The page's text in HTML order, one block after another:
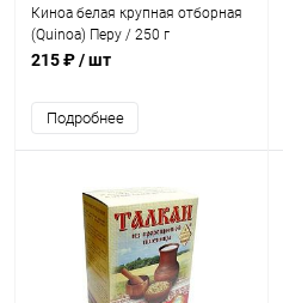
Киноа белая крупная отборная
(Quinoa) Перу / 250 г
215 ₽/ шт
Подробнее